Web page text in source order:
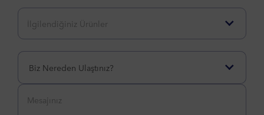
Biz Nereden Ulaştınız?